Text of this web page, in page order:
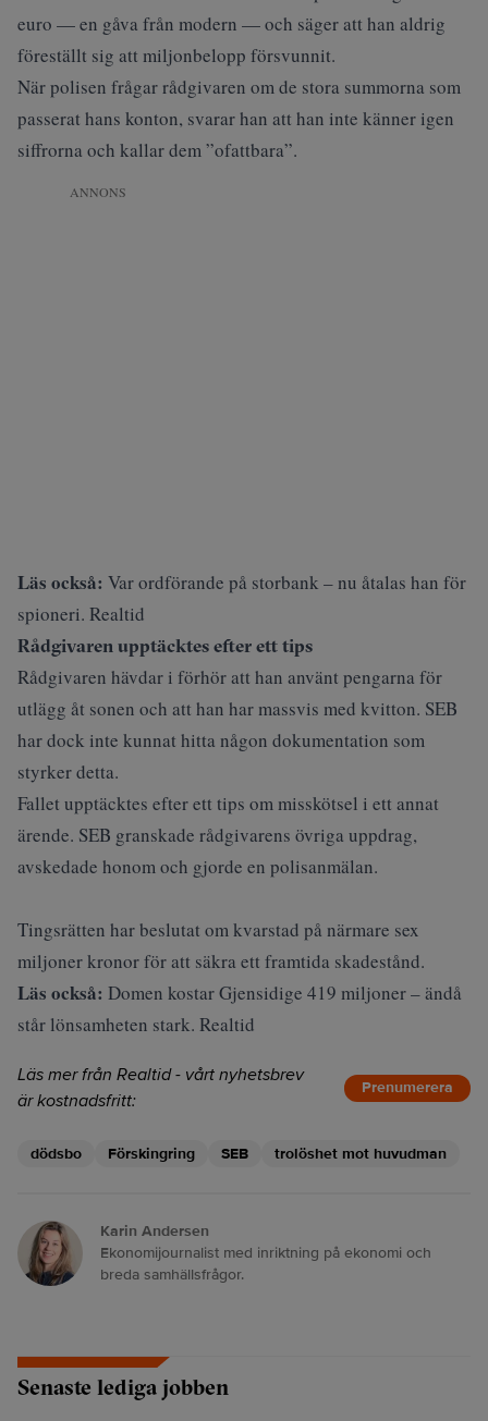
euro — en gåva från modern — och säger att han aldrig
föreställt sig att miljonbelopp försvunnit.
När polisen frågar rådgivaren om de stora summorna som
passerat hans konton, svarar han att han inte känner igen
siffrorna och kallar dem ”ofattbara”.
ANNONS
Läs också: Var ordförande på storbank – nu åtalas han för
spioneri. Realtid
Rådgivaren upptäcktes efter ett tips
Rådgivaren hävdar i förhör att han använt pengarna för
utlägg åt sonen och att han har massvis med kvitton. SEB
har dock inte kunnat hitta någon dokumentation som
styrker detta.
Fallet upptäcktes efter ett tips om misskötsel i ett annat
ärende. SEB granskade rådgivarens övriga uppdrag,
avskedade honom och gjorde en polisanmälan.
Tingsrätten har beslutat om kvarstad på närmare sex
miljoner kronor för att säkra ett framtida skadestånd.
Läs också: Domen kostar Gjensidige 419 miljoner – ändå
står lönsamheten stark. Realtid
Läs mer från Realtid - vårt nyhetsbrev
är kostnadsfritt:
Prenumerera
dödsbo Förskingring SEB trolöshet mot huvudman
Karin Andersen
Ekonomijournalist med inriktning på ekonomi och
breda samhällsfrågor.
Senaste lediga jobben